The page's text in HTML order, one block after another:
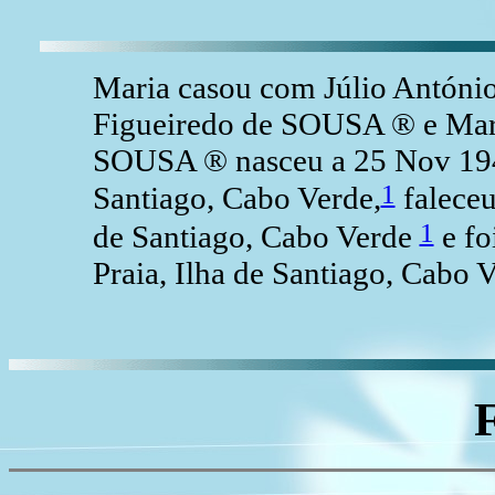
Maria casou com Júlio
Figueiredo de SOUSA ® e
SOUSA ® nasceu a 25 Nov
Santiago, Cabo Verde,1
de Santiago, Cabo Verde1e
Praia, Ilha de Santiago, Cabo